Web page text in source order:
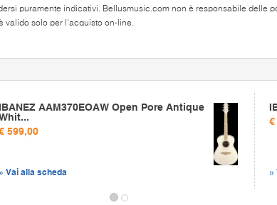
puramente indicativi. Bellusmusic.com non è responsabile delle
valido solo per l'acquisto on-line.
IBANEZ AAM370EOAW Open Pore Antique
599,00
» Vai alla scheda
€
»